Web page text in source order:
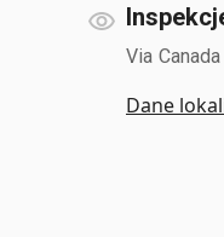
Via
Dane